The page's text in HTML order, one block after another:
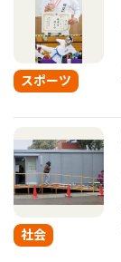
スポーツ
社会